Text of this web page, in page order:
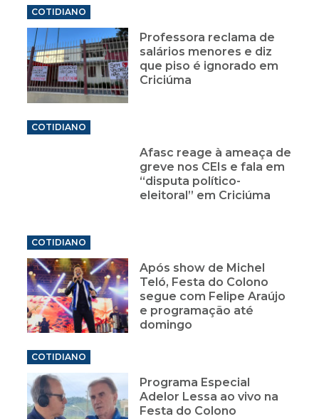
COTIDIANO
Professora reclama de
salários menores e diz
que piso é ignorado em
Criciúma
COTIDIANO
Afasc reage à ameaça de
greve nos CEIs e fala em
“disputa político-
eleitoral” em Criciúma
COTIDIANO
Após show de Michel
Teló, Festa do Colono
segue com Felipe Araújo
e programação até
domingo
COTIDIANO
Programa Especial
Adelor Lessa ao vivo na
Festa do Colono